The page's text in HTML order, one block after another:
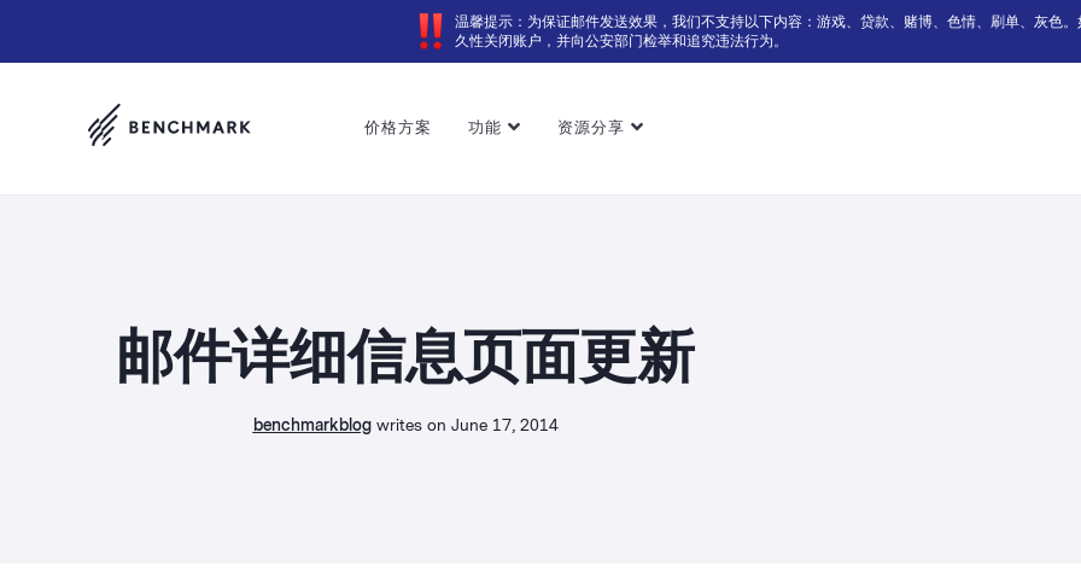
温馨提示：为保证邮件发送效果，我们不支持以下内容：游戏、贷款、赌博、色情、刷单、灰色
久性关闭账户，并向公安部门检举和追究违法行为。
价格方案 功能 资源分享
邮件详细信息页面更新
benchmarkblogwrites on June 17, 2014